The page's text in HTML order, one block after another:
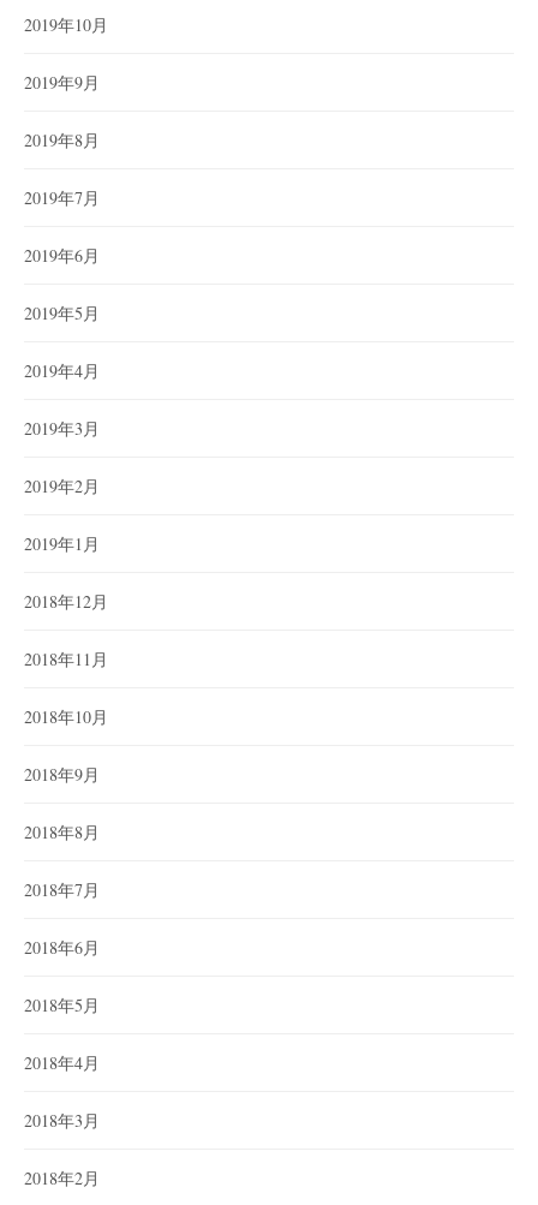
2019年10月
2019年9月
2019年8月
2019年7月
2019年6月
2019年5月
2019年4月
2019年3月
2019年2月
2019年1月
2018年12月
2018年11月
2018年10月
2018年9月
2018年8月
2018年7月
2018年6月
2018年5月
2018年4月
2018年3月
2018年2月